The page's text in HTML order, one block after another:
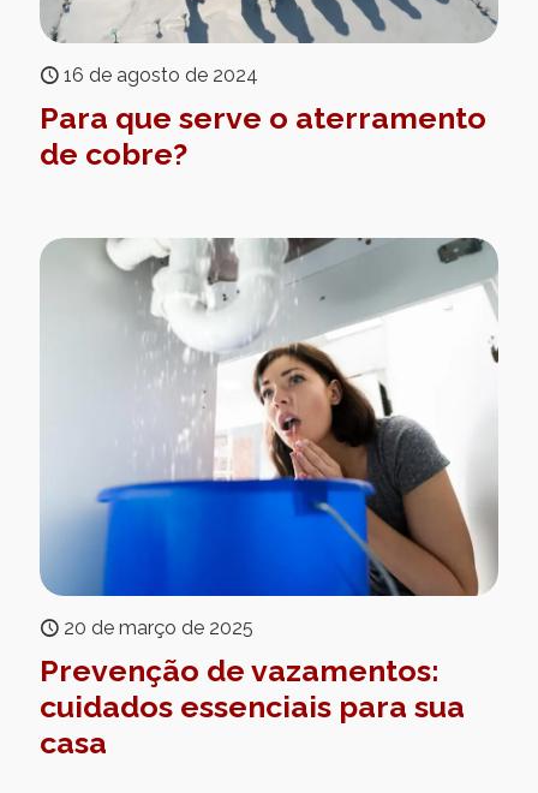
16 de agosto de 2024
Para que serve o aterramento
de cobre?
20 de março de 2025
Prevenção de vazamentos:
cuidados essenciais para sua
casa